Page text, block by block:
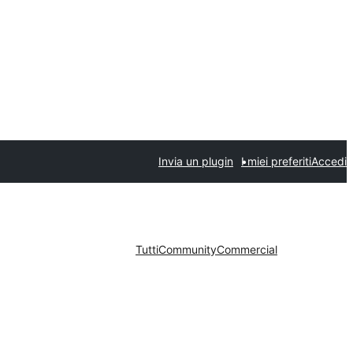
Invia un plugin I miei preferitiAccedi
TuttiCommunityCommercial